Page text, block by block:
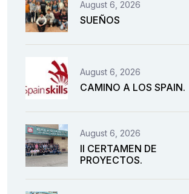
August 6, 2026
SUEÑOS
August 6, 2026
CAMINO A LOS SPAIN.
August 6, 2026
II CERTAMEN DE
PROYECTOS.